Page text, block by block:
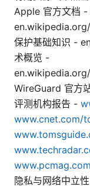
Apple 官方文档
保护基础知识 -
术概览 -
WireGuard 官方
评测机构报告 -
www.cnet.com/
隐私与网络中立